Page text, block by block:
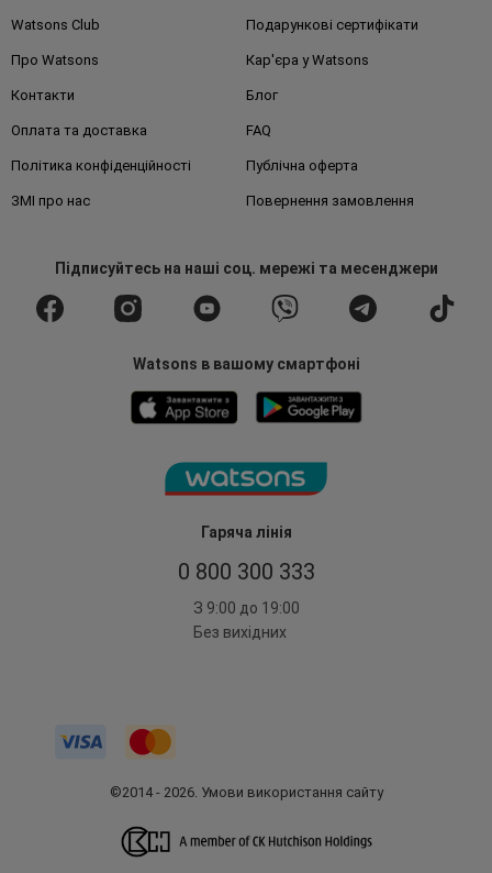
Гаряча лінія
0 800 300 333
З 9:00 до 19:00
Без вихідних
Watsons Club Подарункові сертифікати
Про Watsons Кар'єра у Watsons
Контакти Блог
Оплата та доставка FAQ
Політика конфіденційності Публічна оферта
ЗМІ про нас Повернення замовлення
Підписуйтесьна наші соц. мережі та месенджери
Watsons в вашому смартфоні
©2014 - 2026. Умови використання сайту